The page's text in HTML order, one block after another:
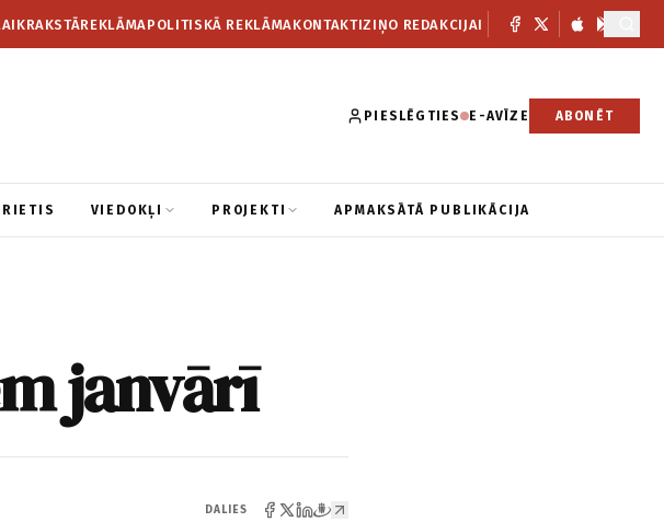
REKLĀMAPOLITISKĀ REKLĀMAKONTAKTIZIŅO REDAKCIJAI
PIESLĒGTIES E-AVĪZE ABONĒT
VIEDOKĻI PROJEKTI APMAKSĀTĀ PUBLIKĀCIJA
janvārī
DALIES